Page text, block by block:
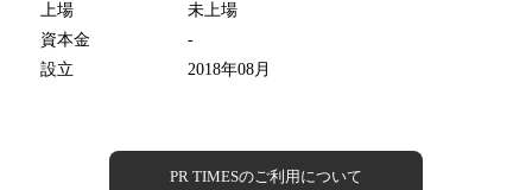
上場
未上場
資本金
-
設立
2018年08月
PR TIMESのご利用について